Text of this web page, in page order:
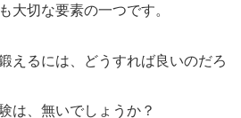
大切な要素の一つです。
えるには、どうすれば良いのだろ
は、無いでしょうか？